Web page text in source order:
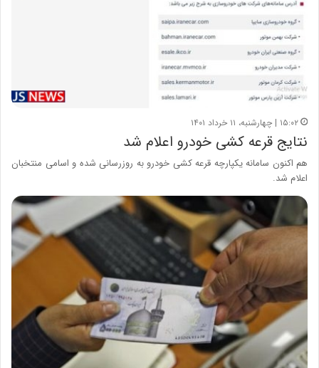
۱۵:۰۲ | چهارشنبه، ۱۱ خرداد ۱۴۰۱
نتایج قرعه کشی خودرو اعلام شد
هم اکنون سامانه یکپارچه قرعه کشی خودرو به روزرسانی شده و اسامی منتخبان
اعلام شد.